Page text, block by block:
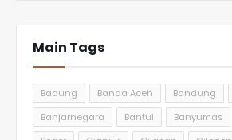
Main Tags
Badung Banda Aceh Bandung
Banjarnegara
Bantul Banyumas